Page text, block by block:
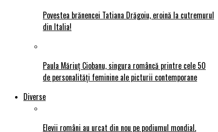
Povestea brănencei Tatiana Drăgoiu, eroină la cutremurul
din Italia!
Paula Măriuț Ciobanu, singura româncă printre cele 50
de personalități feminine ale picturii contemporane
Diverse
Elevii români au urcat din nou pe podiumul mondial.